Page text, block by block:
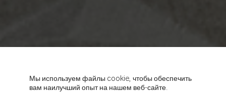
Мы используем файлы cookie, чтобы обеспечить
вам наилучший опыт на нашем веб-сайте.